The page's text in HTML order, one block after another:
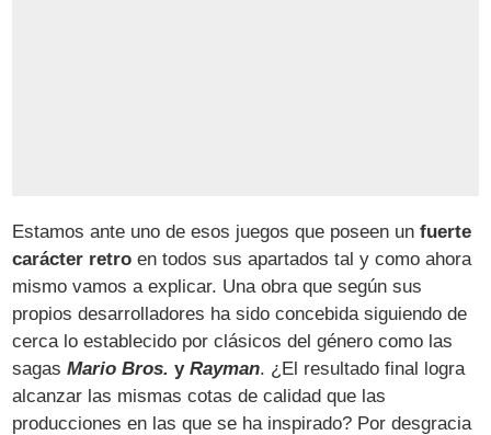
Estamos ante uno de esos juegos que poseen unfuerte
carácter retro en todos sus apartados tal y como ahora
mismo vamos a explicar. Una obra que según sus
propios desarrolladores ha sido concebida siguiendo de
cerca lo establecido por clásicos del género como las
sagasMario Bros. yRayman. ¿El resultado final logra
alcanzar las mismas cotas de calidad que las
producciones en las que se ha inspirado? Por desgracia